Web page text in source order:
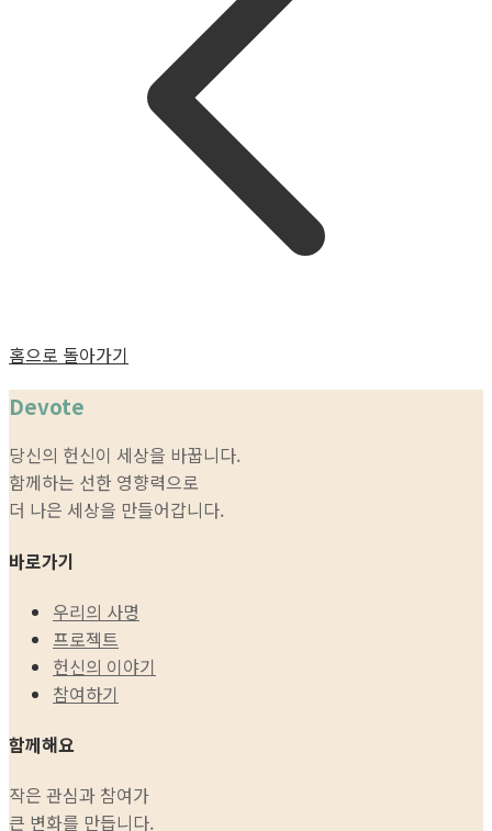
홈으로 돌아가기
Devote
당신의 헌신이 세상을 바꿉니다.
함께하는 선한 영향력으로
더 나은 세상을 만들어갑니다.
바로가기
우리의 사명
프로젝트
헌신의 이야기
참여하기
함께해요
작은 관심과 참여가
큰 변화를 만듭니다.